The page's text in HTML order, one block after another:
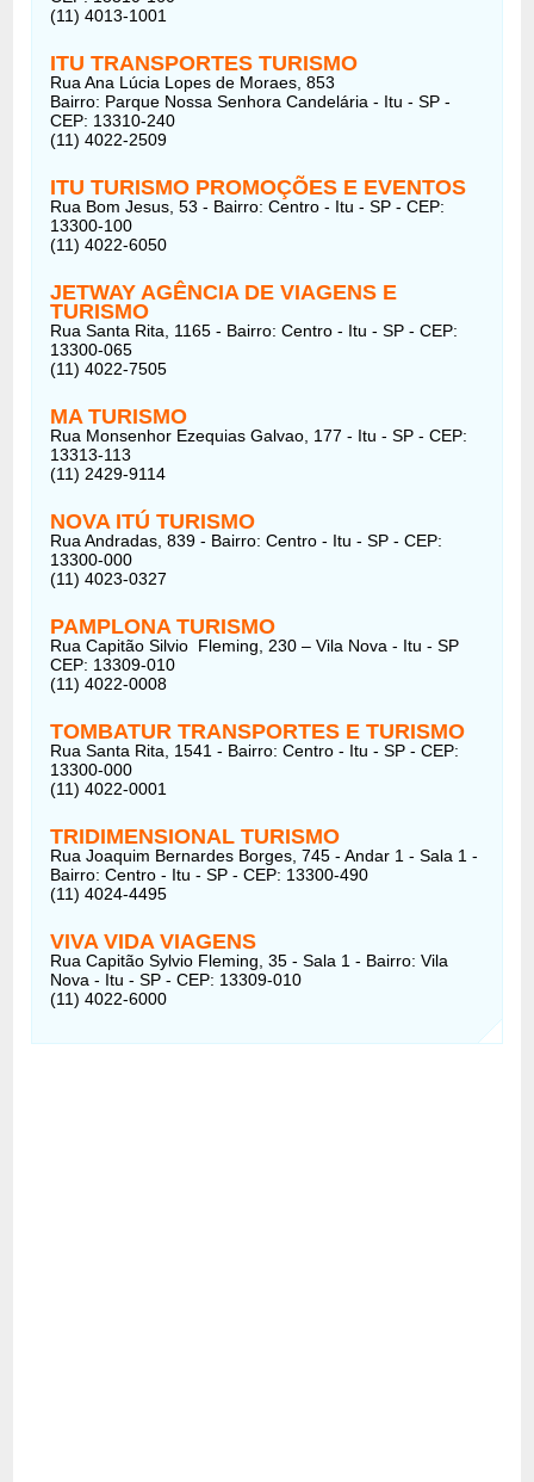
(11) 4013-1001
ITU TRANSPORTES TURISMO
Rua Ana Lúcia Lopes de Moraes, 853
Bairro: Parque Nossa Senhora Candelária - Itu - SP -
CEP: 13310-240
(11) 4022-2509
ITU TURISMO PROMOÇÕES E EVENTOS
Rua Bom Jesus, 53 - Bairro: Centro - Itu - SP - CEP:
13300-100
(11) 4022-6050
JETWAY AGÊNCIA DE VIAGENS E
TURISMO
Rua Santa Rita, 1165 - Bairro: Centro - Itu - SP - CEP:
13300-065
(11) 4022-7505
MA TURISMO
Rua Monsenhor Ezequias Galvao, 177 - Itu - SP - CEP:
13313-113
(11) 2429-9114
NOVA ITÚ TURISMO
Rua Andradas, 839 - Bairro: Centro - Itu - SP - CEP:
13300-000
(11) 4023-0327
PAMPLONA TURISMO
Rua Capitão Silvio Fleming, 230 – Vila Nova - Itu - SP
CEP: 13309-010
(11) 4022-0008
TOMBATUR TRANSPORTES E TURISMO
Rua Santa Rita, 1541 - Bairro: Centro - Itu - SP - CEP:
13300-000
(11) 4022-0001
TRIDIMENSIONAL TURISMO
Rua Joaquim Bernardes Borges, 745 - Andar 1 - Sala 1 -
Bairro: Centro - Itu - SP - CEP: 13300-490
(11) 4024-4495
VIVA VIDA VIAGENS
Rua Capitão Sylvio Fleming, 35 - Sala 1 - Bairro: Vila
Nova - Itu - SP - CEP: 13309-010
(11) 4022-6000